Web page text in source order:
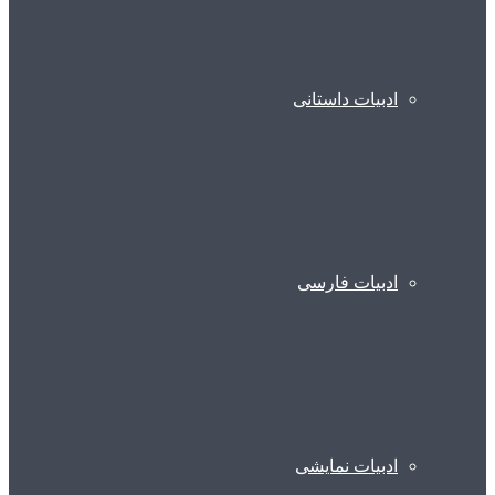
ادبیات داستانی
ادبیات فارسی
ادبیات نمایشی